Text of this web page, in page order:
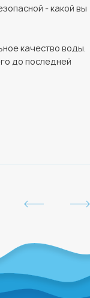
- какой вы
качество воды.
до последней